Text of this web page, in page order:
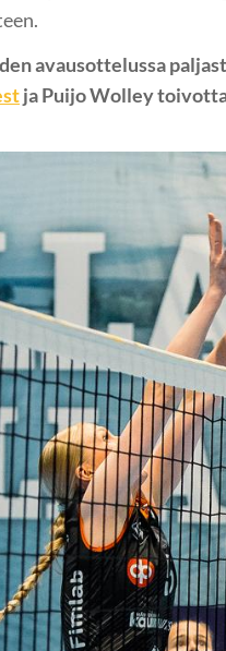
avausottelussa
ja Puijo Wolley